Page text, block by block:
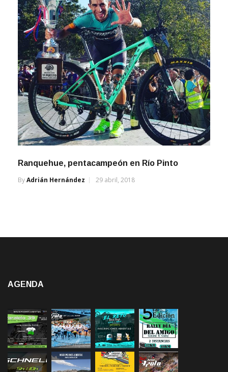
Ranquehue, pentacampeón en Río Pinto
ByAdrián Hernández 29 abril, 2018
AGENDA